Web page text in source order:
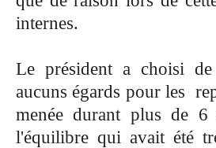
internes.
Le président a choisi de
aucuns égards pour les
menée durant plus de
l'équilibre qui avait été